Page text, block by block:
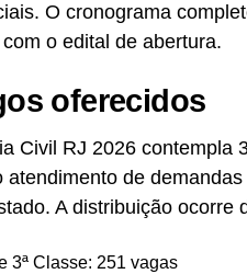
O cronograma
o edital de abertura.
oferecidos
Civil RJ 2026 contempla
atendimento de
A distribuição ocorre
3ª Classe: 251 vagas